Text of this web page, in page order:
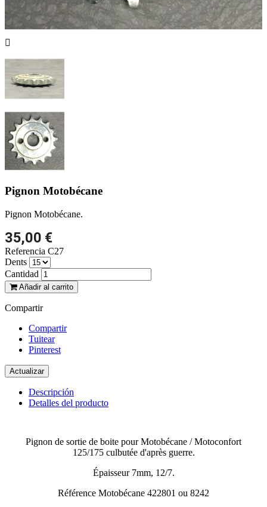

Pignon Motobécane
Pignon Motobécane.
35,00 €
Referencia C27
Dents
Cantidad
Añadir al carrito
Compartir
Compartir
Tuitear
Pinterest
Descripción
Detalles del producto
Pignon de sortie de boite pour Motobécane / Motoconfort
125/175 culbutée d'après guerre.
Épaisseur 7mm, 12/7.
Référence Motobécane 422801 ou 8242